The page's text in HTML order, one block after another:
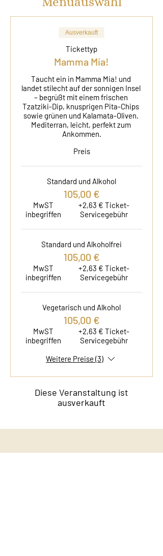
Ausverkauft
Tickettyp
Mamma Mia!
Taucht ein in Mamma Mia! und
landet stilecht auf der sonnigen Insel
– begrüßt mit einem frischen
Tzatziki-Dip, knusprigen Pita-Chips
sowie grünen und Kalamata-Oliven.
Mediterran, leicht, perfekt zum
Ankommen.
Preis
Standard und Alkohol
105,00 €
MwST
inbegriffen
+2,63 € Ticket-
Servicegebühr
Standard und Alkoholfrei
105,00 €
MwST
inbegriffen
+2,63 € Ticket-
Servicegebühr
Vegetarisch und Alkohol
105,00 €
MwST
inbegriffen
+2,63 € Ticket-
Servicegebühr
Weitere Preise (3)
Diese Veranstaltung ist
ausverkauft